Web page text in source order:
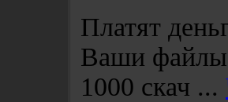
Платят
Ваши файлы
1000 скач ...